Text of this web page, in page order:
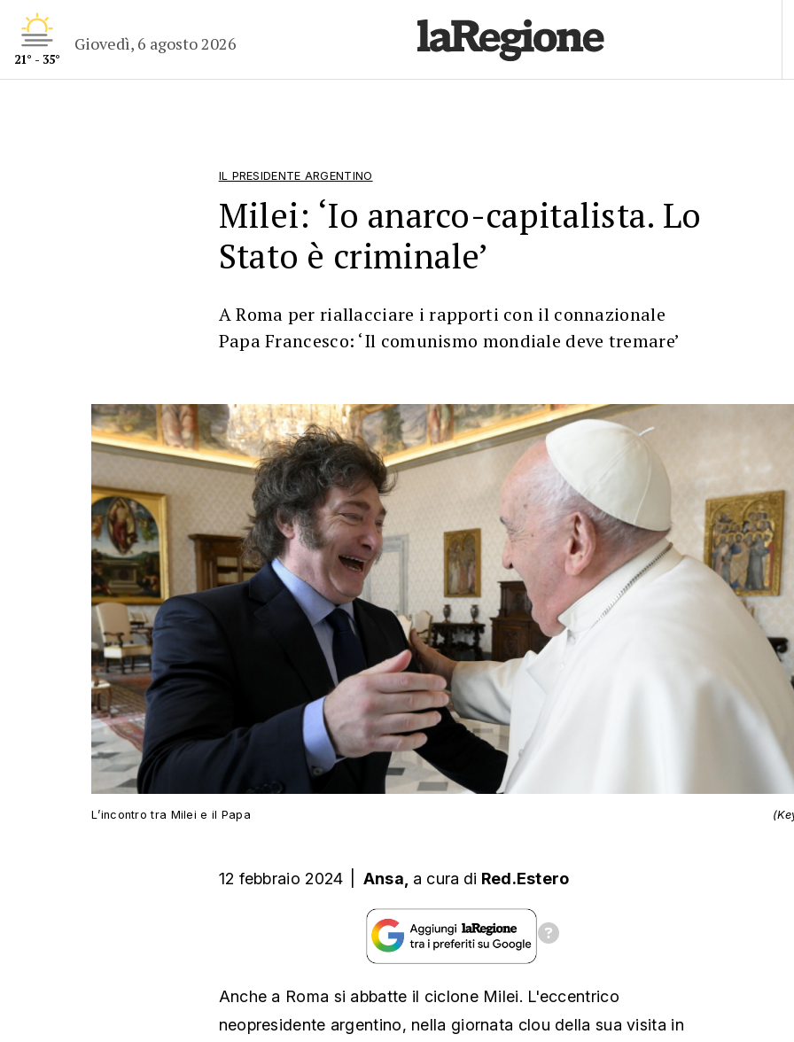
21° - 35°
Giovedì, 6 agosto 2026
IL PRESIDENTE ARGENTINO
Milei: ‘Io anarco-capitalista. Lo
Stato è criminale’
A Roma per riallacciare i rapporti con il connazionale
Papa Francesco: ‘Il comunismo mondiale deve tremare’
L’incontro tra Milei e il Papa
12 febbraio 2024 Ansa, a cura di Red.Estero
Anche a Roma si abbatte il ciclone Milei. L'eccentrico
neopresidente argentino, nella giornata clou della sua visita in